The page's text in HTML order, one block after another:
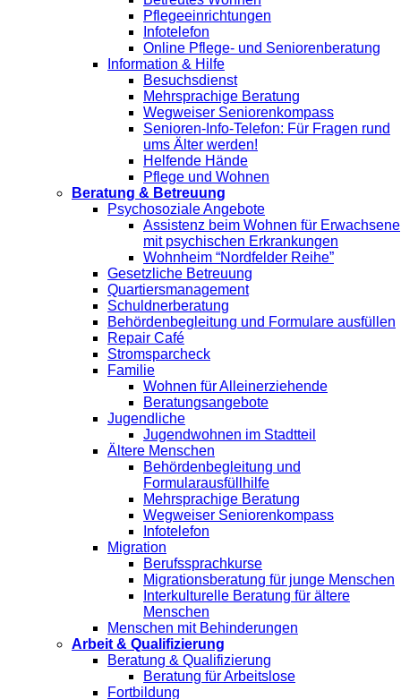
Pflegeeinrichtungen
Infotelefon
Online Pflege- und Seniorenberatung
Information & Hilfe
Besuchsdienst
Mehrsprachige Beratung
Wegweiser Seniorenkompass
Senioren-Info-Telefon: Für Fragen rund
ums Älter werden!
Helfende Hände
Pflege und Wohnen
Beratung & Betreuung
Psychosoziale Angebote
Assistenz beim Wohnen für Erwachsene
mit psychischen Erkrankungen
Wohnheim “Nordfelder Reihe”
Gesetzliche Betreuung
Quartiersmanagement
Schuldnerberatung
Behördenbegleitung und Formulare ausfüllen
Repair Café
Stromsparcheck
Familie
Wohnen für Alleinerziehende
Beratungsangebote
Jugendliche
Jugendwohnen im Stadtteil
Ältere Menschen
Behördenbegleitung und
Formularausfüllhilfe
Mehrsprachige Beratung
Wegweiser Seniorenkompass
Infotelefon
Migration
Berufssprachkurse
Migrationsberatung für junge Menschen
Interkulturelle Beratung für ältere
Menschen
Menschen mit Behinderungen
Arbeit & Qualifizierung
Beratung & Qualifizierung
Beratung für Arbeitslose
Fortbildung